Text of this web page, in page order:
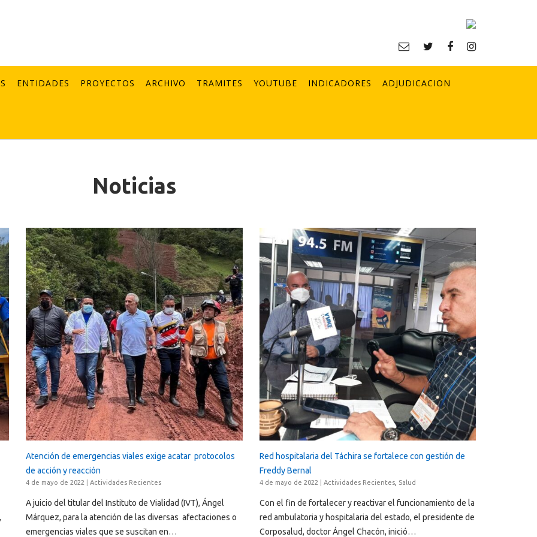
ENTIDADES PROYECTOS ARCHIVO TRAMITES YOUTUBE INDICADORES ADJUDICACION
Noticias
Atención de emergencias viales exige acatar protocolos
de acción y reacción
4 de mayo de 2022 Actividades Recientes
A juicio del titular del Instituto de Vialidad (IVT), Ángel
Márquez, para la atención de las diversas afectaciones o
emergencias viales que se suscitan en…
Red hospitalaria del Táchira se fortalece con gestión de
Freddy Bernal
4 de mayo de 2022 Actividades Recientes, Salud
Con el fin de fortalecer y reactivar el funcionamiento de la
red ambulatoria y hospitalaria del estado, el presidente de
Corposalud, doctor Ángel Chacón, inició…